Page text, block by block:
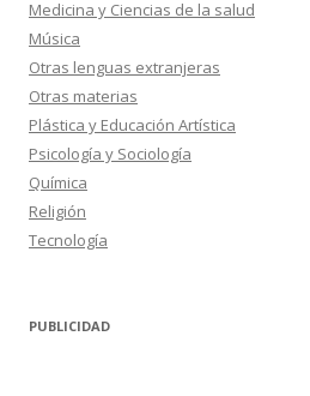
Medicina y Ciencias de la salud
Música
Otras lenguas extranjeras
Otras materias
Plástica y Educación Artística
Psicología y Sociología
Química
Religión
Tecnología
PUBLICIDAD